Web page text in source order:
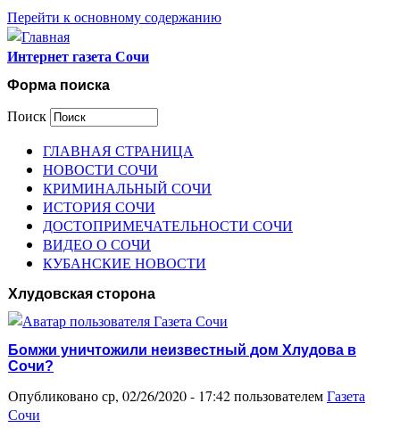
Перейти к основному содержанию
Интернет газета Сочи
Форма поиска
Поиск
ГЛАВНАЯ СТРАНИЦА
НОВОСТИ СОЧИ
КРИМИНАЛЬНЫЙ СОЧИ
ИСТОРИЯ СОЧИ
ДОСТОПРИМЕЧАТЕЛЬНОСТИ СОЧИ
ВИДЕО О СОЧИ
КУБАНСКИЕ НОВОСТИ
Хлудовская сторона
Бомжи уничтожили неизвестный дом Хлудова в
Сочи?
Опубликовано ср, 02/26/2020 - 17:42 пользователемГазета
Сочи